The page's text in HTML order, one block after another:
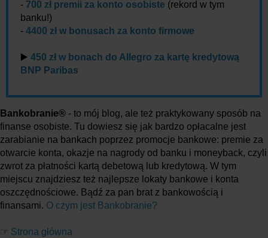
- 700 zł premii za konto osobiste (rekord w tym
banku!)
- 4400 zł w bonusach za konto firmowe
▶️ 450 zł w bonach do Allegro za kartę kredytową
BNP Paribas
Bankobranie® - to mój blog, ale też praktykowany sposób na
finanse osobiste. Tu dowiesz się jak bardzo opłacalne jest
zarabianie na bankach poprzez promocje bankowe: premie za
otwarcie konta, okazje na nagrody od banku i moneyback, czyli
zwrot za płatności kartą debetową lub kredytową. W tym
miejscu znajdziesz też najlepsze lokaty bankowe i konta
oszczędnościowe. Bądź za pan brat z bankowością i
finansami. O czym jest Bankobranie?
☞ Strona główna